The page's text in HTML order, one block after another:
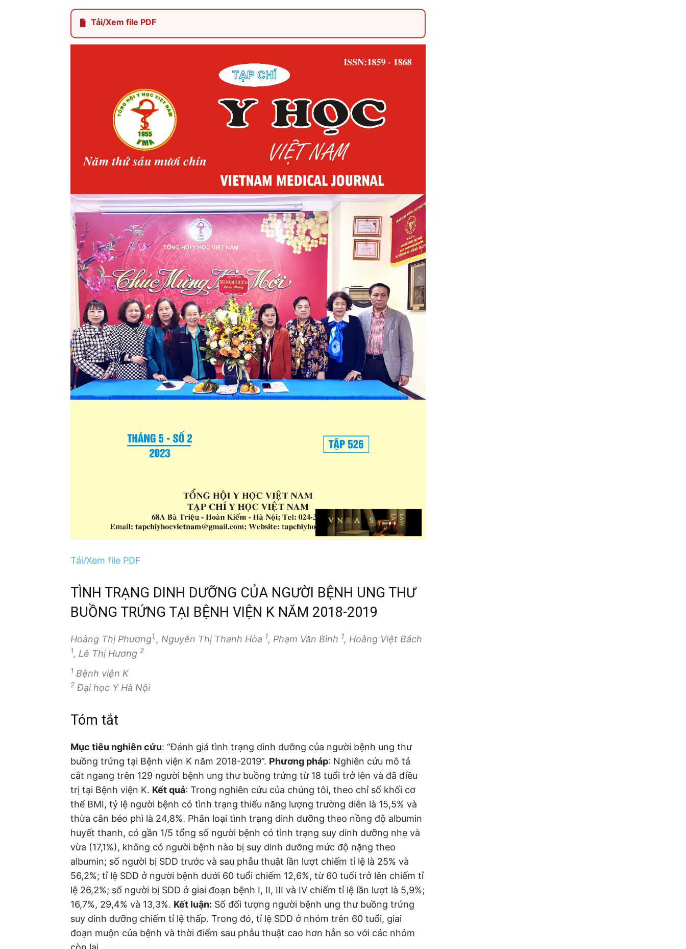
Tải/Xem file PDF
Tải/Xem file PDF
TÌNH TRẠNG DINH DƯỠNG CỦA NGƯỜI BỆNH UNG THƯ
BUỒNG TRỨNG TẠI BỆNH VIỆN K NĂM 2018-2019
Hoàng Thị Phương1,, Nguyễn Thị Thanh Hòa 1, Phạm Văn Bình 1, Hoàng Việt Bách
1, Lê Thị Hương 2
1 Bệnh viện K
2 Đại học Y Hà Nội
Tóm tắt
Mục tiêu nghiên cứu: “Đánh giá tình trạng dinh dưỡng của người bệnh ung thư
buồng trứng tại Bệnh viện K năm 2018-2019”. Phương pháp: Nghiên cứu mô tả
cắt ngang trên 129 người bệnh ung thư buồng trứng từ 18 tuổi trở lên và đã điều
trị tại Bệnh viện K. Kết quả: Trong nghiên cứu của chúng tôi, theo chỉ số khối cơ
thể BMI, tỷ lệ người bệnh có tình trạng thiếu năng lượng trường diễn là 15,5% và
thừa cân béo phì là 24,8%. Phân loại tình trạng dinh dưỡng theo nồng độ albumin
huyết thanh, có gần 1/5 tổng số người bệnh có tình trạng suy dinh dưỡng nhẹ và
vừa (17,1%), không có người bệnh nào bị suy dinh dưỡng mức độ nặng theo
albumin; số người bị SDD trước và sau phẫu thuật lần lượt chiếm tỉ lệ là 25% và
56,2%; tỉ lệ SDD ở người bệnh dưới 60 tuổi chiếm 12,6%, từ 60 tuổi trở lên chiếm tỉ
lệ 26,2%; số người bị SDD ở giai đoạn bệnh I, II, III và IV chiếm tỉ lệ lần lượt là 5,9%;
16,7%, 29,4% và 13,3%. Kết luận: Số đối tượng người bệnh ung thư buồng trứng
suy dinh dưỡng chiếm tỉ lệ thấp. Trong đó, tỉ lệ SDD ở nhóm trên 60 tuổi, giai
đoạn muộn của bệnh và thời điểm sau phẫu thuật cao hơn hẳn so với các nhóm